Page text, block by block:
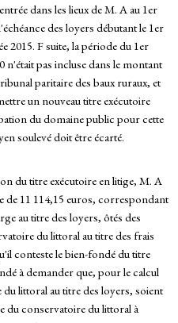
dans les lieux de M. A au 1er
des loyers débutant le 1er
2015. F suite, la période du 1er
n'était pas incluse dans le montant
paritaire des baux ruraux, et
un nouveau titre exécutoire
du domaine public pour cette
soulevé doit être écarté.
du titre exécutoire en litige, M. A
de 11 114,15 euros, correspondant
au titre des loyers, ôtés des
du littoral au titre des frais
conteste le bien-fondé du titre
à demander que, pour le calcul
littoral au titre des loyers, soient
du conservatoire du littoral à